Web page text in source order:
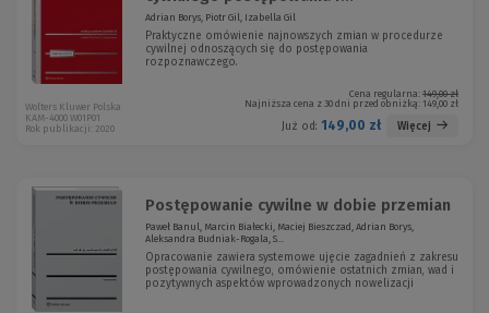
Adrian Borys, Piotr Gil, Izabella Gil
Praktyczne omówienie najnowszych zmian w procedurze
cywilnej odnoszących się do postępowania
rozpoznawczego.
Cena regularna: 149,00 zł
Najniższa cena z 30 dni przed obniżką: 149,00 zł
Już od: 149,00 zł Więcej
Wolters Kluwer Polska
KAM-4000 W01P01
Rok publikacji: 2020
Postępowanie cywilne w dobie przemian
Paweł Banul, Marcin Białecki, Maciej Bieszczad, Adrian Borys,
Aleksandra Budniak-Rogala, S...
Opracowanie zawiera systemowe ujęcie zagadnień z zakresu
postępowania cywilnego, omówienie ostatnich zmian, wad i
pozytywnych aspektów wprowadzonych nowelizacji